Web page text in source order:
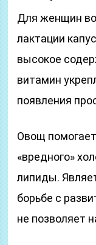
Для женщин
лактации
высокое
витамин
появления
Овощ
«вредного»
липиды.
борьбе с
не позволяет